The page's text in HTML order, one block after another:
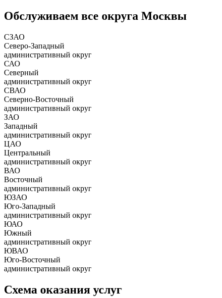
Обслуживаем все округа Москвы
СЗАО
Северо-Западный
административный округ
САО
Северный
административный округ
СВАО
Северно-Восточный
административный округ
ЗАО
Западный
административный округ
ЦАО
Центральный
административный округ
ВАО
Восточный
административный округ
ЮЗАО
Юго-Западный
административный округ
ЮАО
Южный
административный округ
ЮВАО
Юго-Восточный
административный округ
Схема оказания услуг